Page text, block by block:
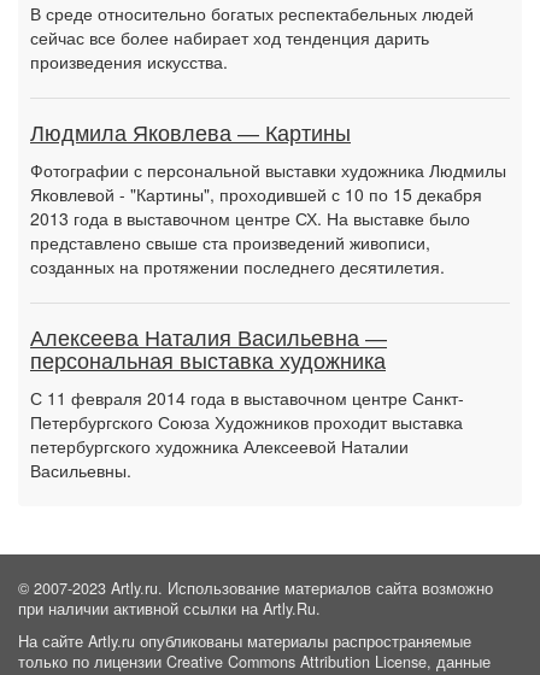
В среде относительно богатых респектабельных людей
сейчас все более набирает ход тенденция дарить
произведения искусства.
Людмила Яковлева — Картины
Фотографии с персональной выставки художника Людмилы
Яковлевой - "Картины", проходившей с 10 по 15 декабря
2013 года в выставочном центре СХ. На выставке было
представлено свыше ста произведений живописи,
созданных на протяжении последнего десятилетия.
Алексеева Наталия Васильевна —
персональная выставка художника
С 11 февраля 2014 года в выставочном центре Санкт-
Петербургского Союза Художников проходит выставка
петербургского художника Алексеевой Наталии
Васильевны.
© 2007-2023 Artly.ru. Использование материалов сайта возможно
при наличии активной ссылки на Artly.Ru.
На сайте Artly.ru опубликованы материалы распространяемые
только по лицензии Creative Commons Attribution License, данные